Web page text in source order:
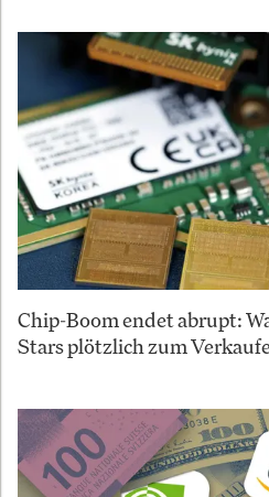
Chip-Boom endet abrupt:
Stars plötzlich zum